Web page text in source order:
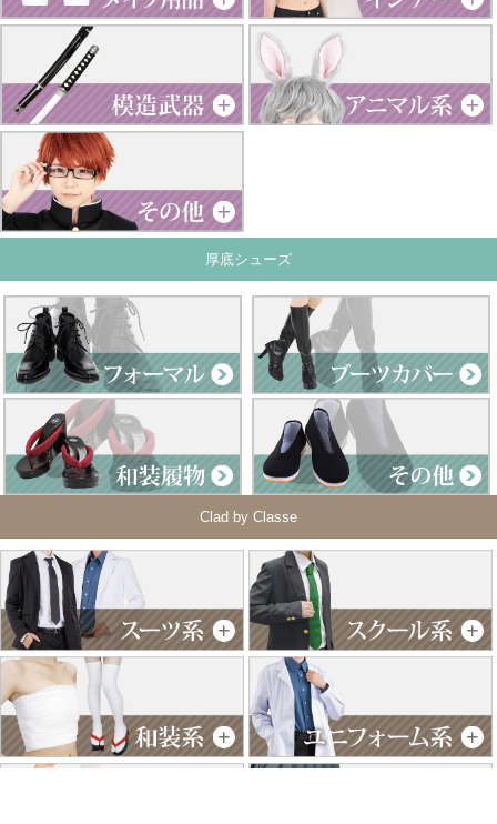
厚底シューズ
Clad by Classe